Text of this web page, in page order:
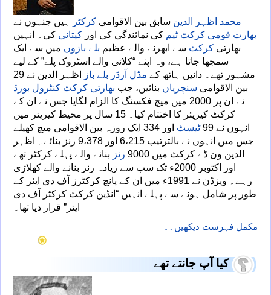
محمد اظہر الدین سابق بین الاقوامی کرکٹر
ہیں جنہوں نے
بھارت قومی کرکٹ ٹیم کی نمائندگی کی اور کپتانی کی۔ انہیں
بھارتی کرکٹ سے ابھرنے والے عظیم بلے بازوں میں سے ایک
سمجھا جاتا ہے، وہ اپنے “کلائی والے اسٹروک پلے” کے لیے
مشہور تھے۔ دائیں ہاتھ کے مڈل آرڈر بلے باز
اظہر الدین نے 29
بین الاقوامی سنچریاں بنائیں، جب بھارتی کرکٹ کنٹرول بورڈ
نے ان پر 2000 میں میچ فکسنگ کا الزام لگایا جس نے ان کے
کرکٹ کیریئر کا اختتام کیا۔ 15 سال پر محیط کیریئر میں
انہوں نے 99
ٹیسٹ
اور 334 ایک روزہ بین الاقوامی میچ کھیلے
جس میں انہوں نے بالترتیب 6،215 اور 9،378 رنز بنائے۔ اظہر
الدین ون ڈے کرکٹ میں 9000
رنز بنانے والے پہلے کرکٹر تھے
اور اکتوبر 2000ء تک سب سے زیادہ رنز بنانے والے کھلاڑی
رہے۔ ویزڈن نے 1991ء میں ان کے پانچ کرکٹرز آف دی ایئر کے
طور پر شامل ہونے سے پہلے انہیں “انڈین کرکٹ کرکٹر آف دی
ایئر” قرار دیا تھا۔
مکمل فہرست دیکھیں۔۔
کیا آپ جانتے تھے